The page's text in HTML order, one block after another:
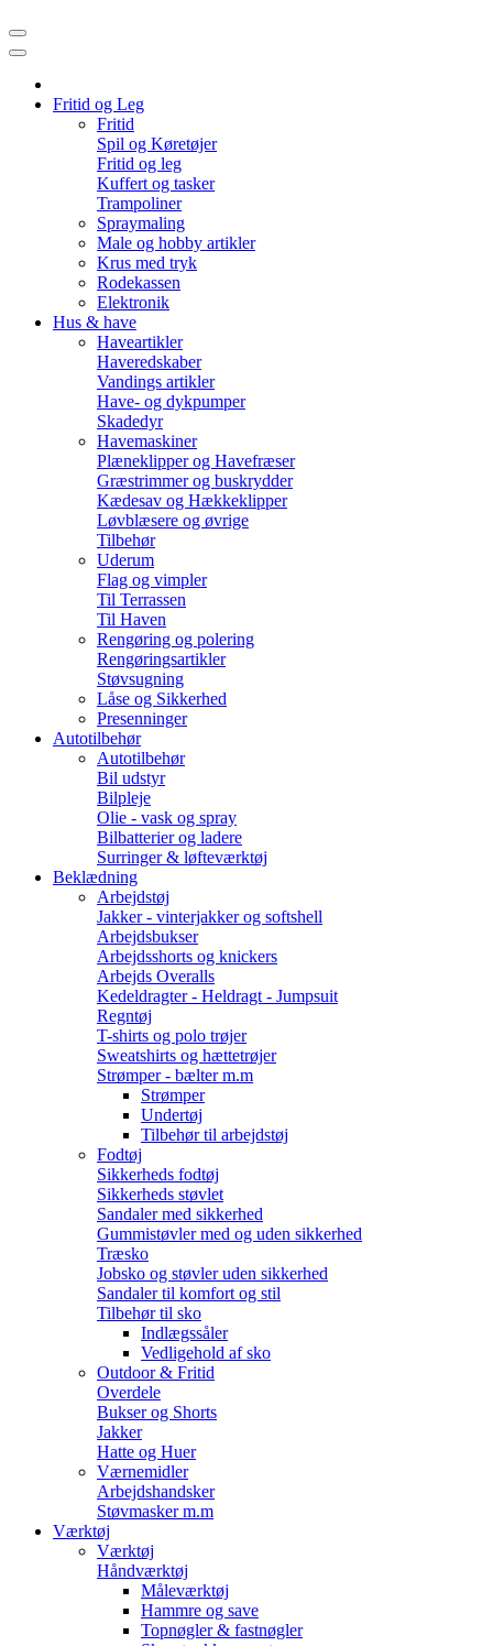
Fritid og Leg
Fritid
Spil og Køretøjer
Fritid og leg
Kuffert og tasker
Trampoliner
Spraymaling
Male og hobby artikler
Krus med tryk
Rodekassen
Elektronik
Hus & have
Haveartikler
Haveredskaber
Vandings artikler
Have- og dykpumper
Skadedyr
Havemaskiner
Plæneklipper og Havefræser
Græstrimmer og buskrydder
Kædesav og Hækkeklipper
Løvblæsere og øvrige
Tilbehør
Uderum
Flag og vimpler
Til Terrassen
Til Haven
Rengøring og polering
Rengøringsartikler
Støvsugning
Låse og Sikkerhed
Presenninger
Autotilbehør
Autotilbehør
Bil udstyr
Bilpleje
Olie - vask og spray
Bilbatterier og ladere
Surringer & løfteværktøj
Beklædning
Arbejdstøj
Jakker - vinterjakker og softshell
Arbejdsbukser
Arbejdsshorts og knickers
Arbejds Overalls
Kedeldragter - Heldragt - Jumpsuit
Regntøj
T-shirts og polo trøjer
Sweatshirts og hættetrøjer
Strømper - bælter m.m
Strømper
Undertøj
Tilbehør til arbejdstøj
Fodtøj
Sikkerheds fodtøj
Sikkerheds støvlet
Sandaler med sikkerhed
Gummistøvler med og uden sikkerhed
Træsko
Jobsko og støvler uden sikkerhed
Sandaler til komfort og stil
Tilbehør til sko
Indlægssåler
Vedligehold af sko
Outdoor & Fritid
Overdele
Bukser og Shorts
Jakker
Hatte og Huer
Værnemidler
Arbejdshandsker
Støvmasker m.m
Værktøj
Værktøj
Håndværktøj
Måleværktøj
Hammre og save
Topnøgler & fastnøgler